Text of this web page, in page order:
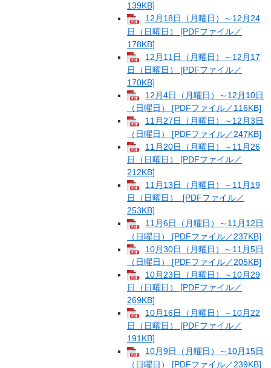
139KB]
12月18日（月曜日）～12月24
日（日曜日） [PDFファイル／
178KB]
12月11日（月曜日）～12月17
日（日曜日） [PDFファイル／
170KB]
12月4日（月曜日）～12月10日
（日曜日） [PDFファイル／116KB]
11月27日（月曜日）～12月3日
（日曜日） [PDFファイル／247KB]
11月20日（月曜日）～11月26
日（日曜日） [PDFファイル／
212KB]
11月13日（月曜日）～11月19
日（日曜日） [PDFファイル／
253KB]
11月6日（月曜日）～11月12日
（日曜日） [PDFファイル／237KB]
10月30日（月曜日）～11月5日
（日曜日） [PDFファイル／205KB]
10月23日（月曜日）～10月29
日（日曜日） [PDFファイル／
269KB]
10月16日（月曜日）～10月22
日（日曜日） [PDFファイル／
191KB]
10月9日（月曜日）～10月15日
（日曜日） [PDFファイル／239KB]